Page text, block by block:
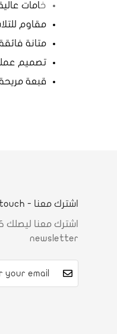
خامات
مقاوم
متانة
تصميم
قبعة
اشترك معنا - Get in touch
newsletter